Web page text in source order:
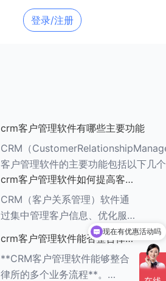
登录/注册
crm客户管理软件有哪些主要功能
CRM（
客户管理软件的主要功能包括以下几
###一、客户信息管理 CRM系统的核心功能是
客户信息管理
crm客户管理软件如何提高客户
满意度
CRM（客户关系管理）软件通
过集中管理客户信息、优化服务
流程、提供个性化服务等多种方
式，能够有效提高客户满意度。
以下是一些具体的方法： ###
一、集中管理客户信息 CRM软
crm客户管理软件能否整合律所
的多个业务流程
**CRM客户管理软件能够整合
律所的多个业务流程**。
可以介绍下你们的产品么
现在有优惠活动吗